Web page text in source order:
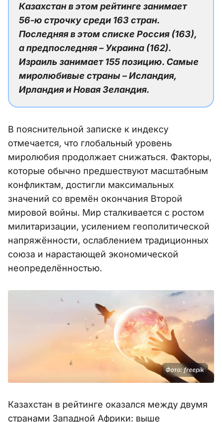
Казахстан в этом рейтинге занимает
56-ю строчку среди 163 стран.
Последняя в этом списке Россия (163),
а предпоследняя – Украина (162).
Израиль занимает 155 позицию. Самые
миролюбивые страны – Исландия,
Ирландия и Новая Зеландия.
В пояснительной записке к индексу
отмечается, что глобальный уровень
миролюбия продолжает снижаться. Факторы,
которые обычно предшествуют масштабным
конфликтам, достигли максимальных
значений со времён окончания Второй
мировой войны. Мир сталкивается с ростом
милитаризации, усилением геополитической
напряжённости, ослаблением традиционных
союза и нарастающей экономической
неопределённостью.
Фото: freepik
Казахстан в рейтинге оказался между двумя
странами Западной Африки: выше